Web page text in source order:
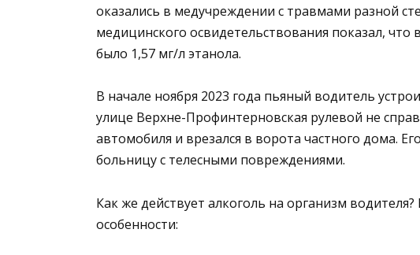
оказались в медучреждении с травмами разной
медицинского освидетельствования показал,
было 1,57 мг/л этанола.
В начале ноября 2023 года пьяный водитель
улице Верхне-Профинтерновская рулевой не
автомобиля и врезался в ворота частного дома.
больницу с телесными повреждениями.
Как же действует алкоголь на организм
особенности: